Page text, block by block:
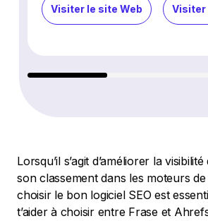
Visiter le site Web Visiter
Lorsqu’il s’agit d’améliorer la
son classement dans les moteurs
choisir le bon logiciel SEO est
t’aider à choisir entre Frase et